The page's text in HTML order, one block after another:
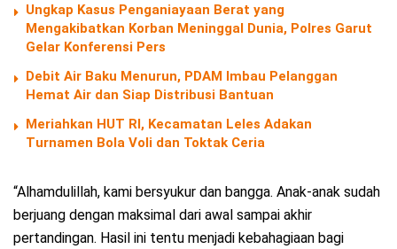
Ungkap Kasus Penganiayaan Berat yang
Mengakibatkan Korban Meninggal Dunia, Polres Garut
Gelar Konferensi Pers
Debit Air Baku Menurun, PDAM Imbau Pelanggan
Hemat Air dan Siap Distribusi Bantuan
Meriahkan HUT RI, Kecamatan Leles Adakan
Turnamen Bola Voli dan Toktak Ceria
“Alhamdulillah, kami bersyukur dan bangga. Anak-anak sudah
berjuang dengan maksimal dari awal sampai akhir
pertandingan. Hasil ini tentu menjadi kebahagiaan bagi